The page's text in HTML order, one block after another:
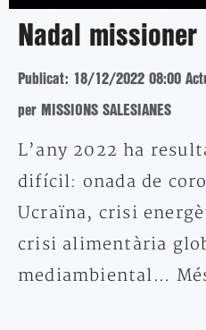
Nadal missioner
Publicat: 18/12/2022 08:00
per MISSIONS SALESIANES
L’any 2022 ha
difícil: onada de
Ucraïna, crisi
crisi alimentària
mediambiental…